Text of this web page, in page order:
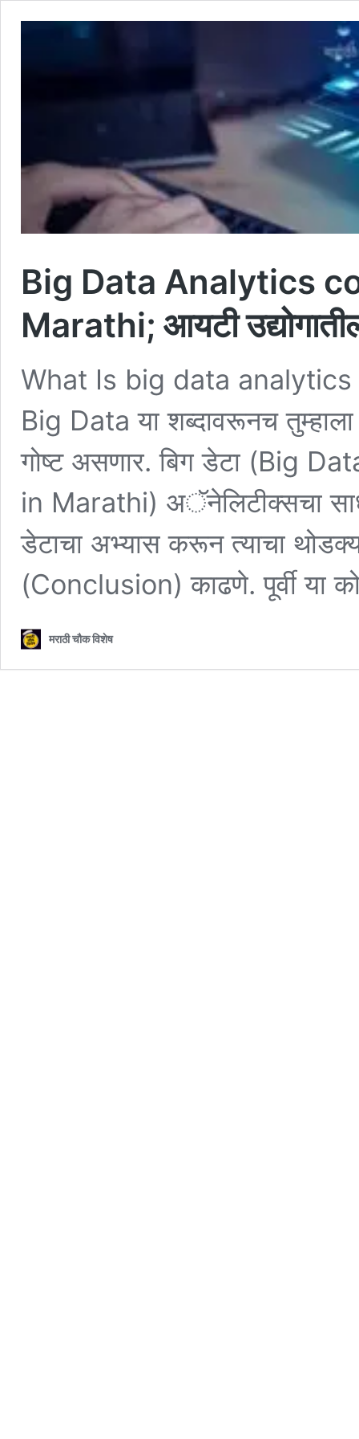
Big Data Analytics
Marathi; आयटी
What Is big data analytics
Big Data या शब्दावरूनच
गोष्ट असणार. बिग डेटा (Big
in Marathi) अॅनेलिटीक्सचा
डेटाचा अभ्यास करून त्याचा
(Conclusion) काढणे. पूर्वी या
मराठी चौक विशेष